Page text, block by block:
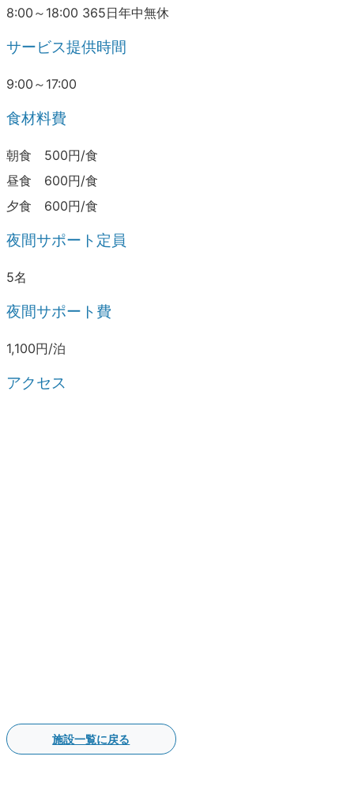
8:00～18:00 365日年中無休
サービス提供時間
9:00～17:00
食材料費
朝食 500円/食
昼食 600円/食
夕食 600円/食
夜間サポート定員
5名
夜間サポート費
1,100円/泊
アクセス
施設一覧に戻る